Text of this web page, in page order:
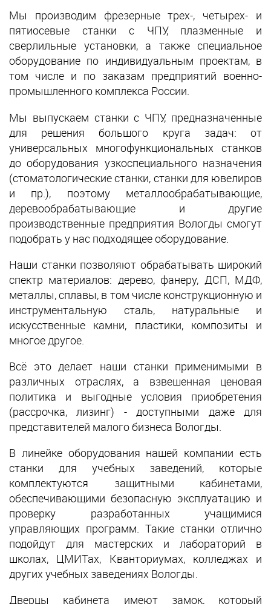
Мы производим фрезерные трех-, четырех- и
пятиосевые станки с ЧПУ, плазменные и
сверлильные установки, а также специальное
оборудование по индивидуальным проектам, в
том числе и по заказам предприятий военно-
промышленного комплекса России.
Мы выпускаем станки с ЧПУ, предназначенные
для решения большого круга задач: от
универсальных многофункциональных станков
до оборудования узкоспециального назначения
(стоматологические станки, станки для ювелиров
и пр.), поэтому металлообрабатывающие,
деревообрабатывающие и другие
производственные предприятия Вологды смогут
подобрать у нас подходящее оборудование.
Наши станки позволяют обрабатывать широкий
спектр материалов: дерево, фанеру, ДСП, МДФ,
металлы, сплавы, в том числе конструкционную и
инструментальную сталь, натуральные и
искусственные камни, пластики, композиты и
многое другое.
Всё это делает наши станки применимыми в
различных отраслях, а взвешенная ценовая
политика и выгодные условия приобретения
(рассрочка, лизинг) - доступными даже для
представителей малого бизнеса Вологды.
В линейке оборудования нашей компании есть
станки для учебных заведений, которые
комплектуются защитными кабинетами,
обеспечивающими безопасную эксплуатацию и
проверку разработанных учащимися
управляющих программ. Такие станки отлично
подойдут для мастерских и лабораторий в
школах, ЦМИТах, Кванториумах, колледжах и
других учебных заведениях Вологды.
Дверцы кабинета имеют замок, который